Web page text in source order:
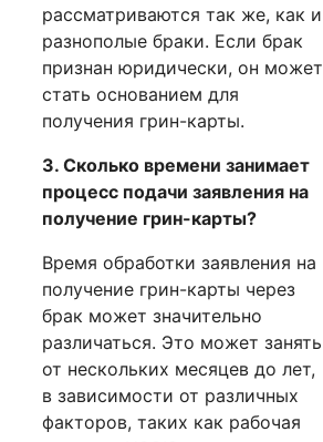
рассматриваются так же, как и
разнополые браки. Если брак
признан юридически, он может
стать основанием для
получения грин-карты.
3. Сколько времени занимает
процесс подачи заявления на
получение грин-карты?
Время обработки заявления на
получение грин-карты через
брак может значительно
различаться. Это может занять
от нескольких месяцев до лет,
в зависимости от различных
факторов, таких как рабочая